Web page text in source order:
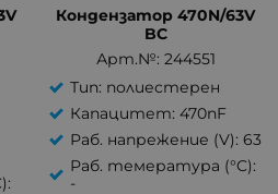
Кондензатор 470N/63V
BC
Арт.№: 244551
Тип: полиестерен
Капацитет: 470nF
Раб. напрежение (V): 63
Раб. темература (°C):
-